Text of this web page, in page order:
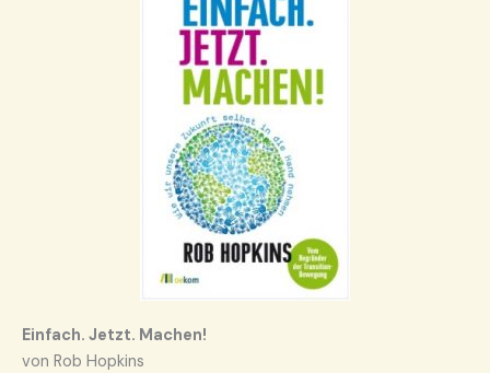
Einfach. Jetzt. Machen!
von Rob Hopkins